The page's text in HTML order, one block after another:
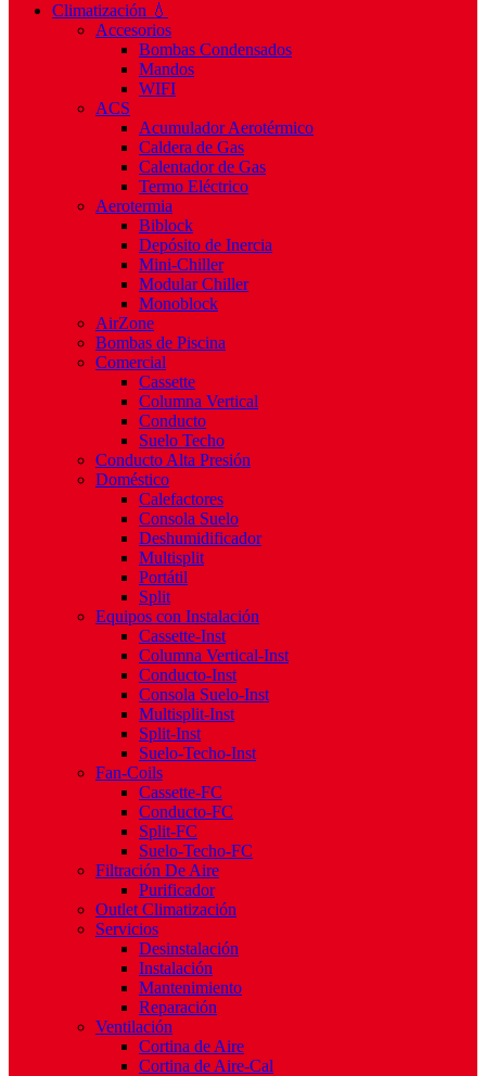
Climatización 💧
Accesorios
Bombas Condensados
Mandos
WIFI
ACS
Acumulador Aerotérmico
Caldera de Gas
Calentador de Gas
Termo Eléctrico
Aerotermia
Biblock
Depósito de Inercia
Mini-Chiller
Modular Chiller
Monoblock
AirZone
Bombas de Piscina
Comercial
Cassette
Columna Vertical
Conducto
Suelo Techo
Conducto Alta Presión
Doméstico
Calefactores
Consola Suelo
Deshumidificador
Multisplit
Portátil
Split
Equipos con Instalación
Cassette-Inst
Columna Vertical-Inst
Conducto-Inst
Consola Suelo-Inst
Multisplit-Inst
Split-Inst
Suelo-Techo-Inst
Fan-Coils
Cassette-FC
Conducto-FC
Split-FC
Suelo-Techo-FC
Filtración De Aire
Purificador
Outlet Climatización
Servicios
Desinstalación
Instalación
Mantenimiento
Reparación
Ventilación
Cortina de Aire
Cortina de Aire-Cal